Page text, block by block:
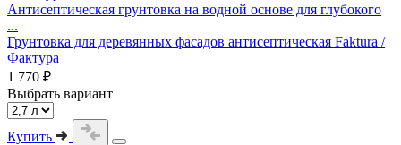
Антисептическая грунтовка на водной основе для глубокого
...
Грунтовка для деревянных фасадов антисептическая Faktura /
Фактура
1 770 ₽
Выбрать вариант
Купить